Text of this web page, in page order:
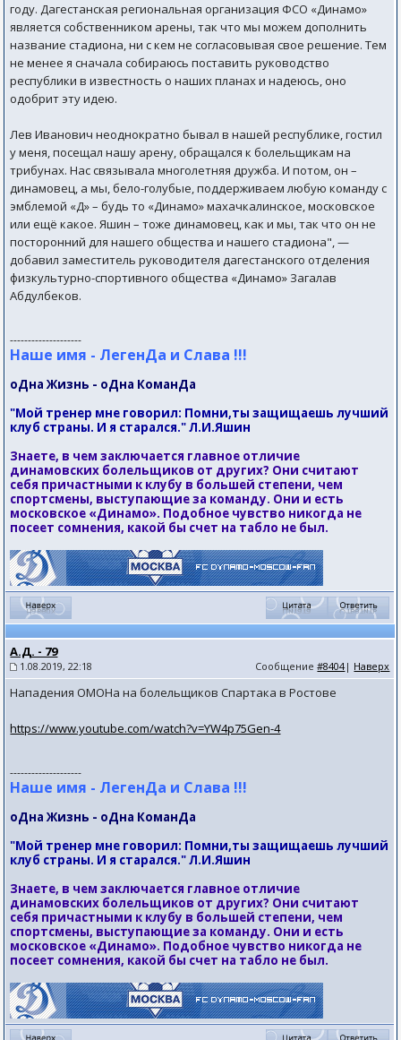
году. Дагестанская региональная организация ФСО «Динамо»
является собственником арены, так что мы можем дополнить
название стадиона, ни с кем не согласовывая свое решение. Тем
не менее я сначала собираюсь поставить руководство
республики в известность о наших планах и надеюсь, оно
одобрит эту идею.
Лев Иванович неоднократно бывал в нашей республике, гостил
у меня, посещал нашу арену, обращался к болельщикам на
трибунах. Нас связывала многолетняя дружба. И потом, он –
динамовец, а мы, бело-голубые, поддерживаем любую команду с
эмблемой «Д» – будь то «Динамо» махачкалинское, московское
или ещё какое. Яшин – тоже динамовец, как и мы, так что он не
посторонний для нашего общества и нашего стадиона", —
добавил заместитель руководителя дагестанского отделения
физкультурно-спортивного общества «Динамо» Загалав
Абдулбеков.
--------------------
Наше имя - ЛегенДа и Слава !!!
оДна Жизнь - оДна КоманДа
"Мой тренер мне говорил: Помни,ты защищаешь лучший
клуб страны. И я старался." Л.И.Яшин
Знаете, в чем заключается главное отличие
динамовских болельщиков от других? Они считают
себя причастными к клубу в большей степени, чем
спортсмены, выступающие за команду. Они и есть
московское «Динамо». Подобное чувство никогда не
посеет сомнения, какой бы счет на табло не был.
А.Д. - 79
1.08.2019, 22:18 Сообщение#8404| Наверх
Нападения ОМОНа на болельщиков Спартака в Ростове
https://www.youtube.com/watch?v=YW4p75Gen-4
--------------------
Наше имя - ЛегенДа и Слава !!!
оДна Жизнь - оДна КоманДа
"Мой тренер мне говорил: Помни,ты защищаешь лучший
клуб страны. И я старался." Л.И.Яшин
Знаете, в чем заключается главное отличие
динамовских болельщиков от других? Они считают
себя причастными к клубу в большей степени, чем
спортсмены, выступающие за команду. Они и есть
московское «Динамо». Подобное чувство никогда не
посеет сомнения, какой бы счет на табло не был.